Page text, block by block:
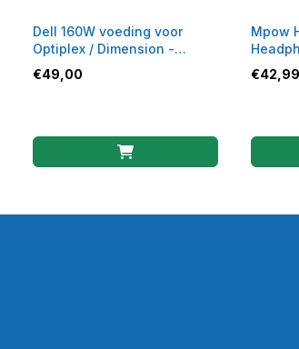
Dell 160W voeding voor
Optiplex / Dimension -
U5427 - PS-5161-7DS
€49,00
Mpow
€42,99